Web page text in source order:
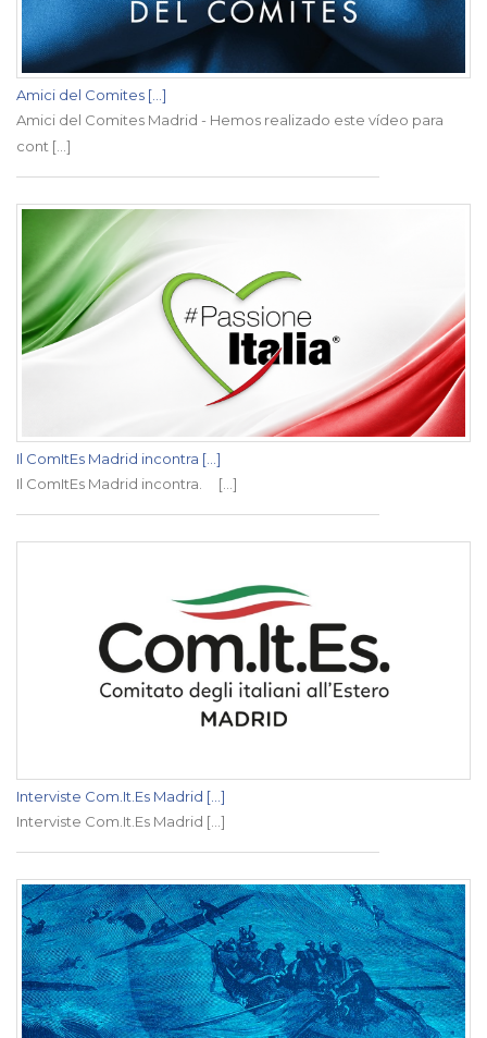
Amici del Comites [...]
Amici del Comites Madrid - Hemos realizado este vídeo para
cont [...]
Il ComItEs Madrid incontra [...]
Il ComItEs Madrid incontra. [...]
Interviste Com.It.Es Madrid [...]
Interviste Com.It.Es Madrid [...]